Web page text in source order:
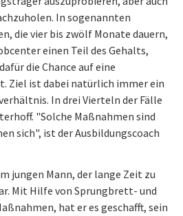
In sogenannten
die vier bis zwölf Monate dauern,
einen Teil des Gehalts,
die Chance auf eine
Ziel ist dabei natürlich immer ein
In drei Vierteln der Fälle
"Solche Maßnahmen sind
sich", ist der Ausbildungscoach
jungen Mann, der lange Zeit zu
Mit Hilfe von Sprungbrett- und
hat er es geschafft, sein